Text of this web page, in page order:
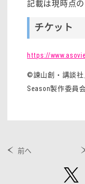
記載は現時点
チケット
https://
©諫山創・講談社
Season製作委員
前へ